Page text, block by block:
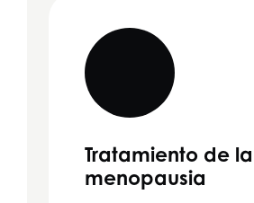
Tratamiento de la
menopausia